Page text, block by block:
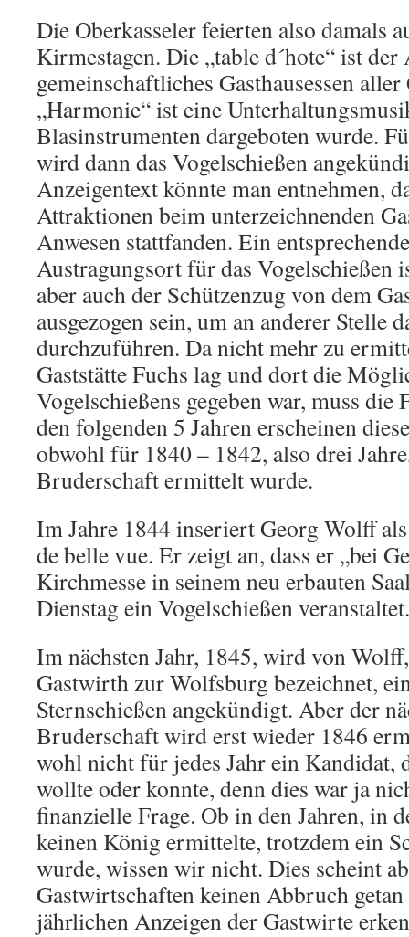
Die Oberkasseler feierten also damals
Kirmestagen. Die „table d´hote“ ist
gemeinschaftliches Gasthausessen
„Harmonie“ ist eine
Blasinstrumenten dargeboten wurde.
wird dann das Vogelschießen
Anzeigentext könnte man entnehmen,
Attraktionen beim unterzeichnenden
Anwesen stattfanden. Ein
Austragungsort für das Vogelschießen
aber auch der Schützenzug von dem
ausgezogen sein, um an anderer Stelle
durchzuführen. Da nicht mehr zu
Gaststätte Fuchs lag und dort die
Vogelschießens gegeben war, muss die
den folgenden 5 Jahren erscheinen
obwohl für 1840 – 1842, also drei
Bruderschaft ermittelt wurde.
Im Jahre 1844 inseriert Georg Wolff
de belle vue. Er zeigt an, dass er „bei
Kirchmesse in seinem neu erbauten
Dienstag ein Vogelschießen
Im nächsten Jahr, 1845, wird von
Gastwirth zur Wolfsburg bezeichnet,
Sternschießen angekündigt. Aber der
Bruderschaft wird erst wieder 1846
wohl nicht für jedes Jahr ein Kandidat,
wollte oder konnte, denn dies war ja
finanzielle Frage. Ob in den Jahren, in
keinen König ermittelte, trotzdem ein
wurde, wissen wir nicht. Dies scheint
Gastwirtschaften keinen Abbruch
jährlichen Anzeigen der Gastwirte